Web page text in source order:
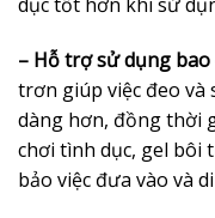
– Hỗ trợ sử dụng bao
trơn giúp việc đeo và
dàng hơn, đồng thời
chơi tình dục, gel bôi
bảo việc đưa vào và